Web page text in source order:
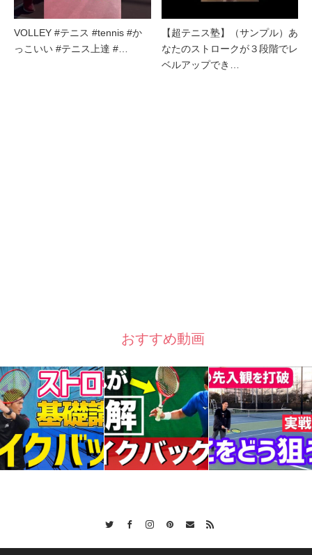
VOLLEY #テニス #tennis #か
っこいい #テニス上達 #…
【超テニス塾】（サンプル）あ
なたのストロークが３段階でレ
ベルアップでき…
おすすめ動画